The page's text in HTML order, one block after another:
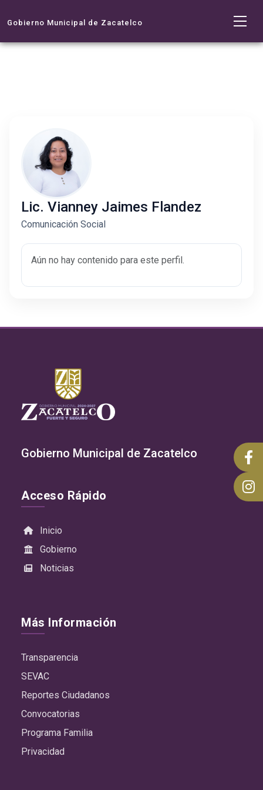
Gobierno Municipal de Zacatelco
Lic. Vianney Jaimes Flandez
Comunicación Social
Aún no hay contenido para este perfil.
Gobierno Municipal de Zacatelco
Acceso Rápido
Inicio
Gobierno
Noticias
Más Información
Transparencia
SEVAC
Reportes Ciudadanos
Convocatorias
Programa Familia
Privacidad